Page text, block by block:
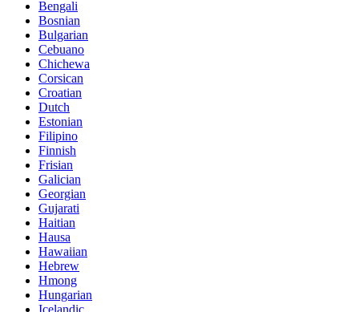
Bengali
Bosnian
Bulgarian
Cebuano
Chichewa
Corsican
Croatian
Dutch
Estonian
Filipino
Finnish
Frisian
Galician
Georgian
Gujarati
Haitian
Hausa
Hawaiian
Hebrew
Hmong
Hungarian